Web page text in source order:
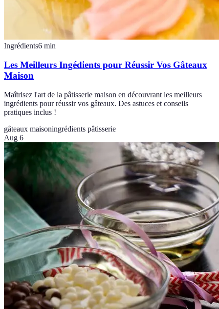
Ingrédients6 min
Les Meilleurs Ingédients pour Réussir Vos Gâteaux
Maison
Maîtrisez l'art de la pâtisserie maison en découvrant les meilleurs
ingrédients pour réussir vos gâteaux. Des astuces et conseils
pratiques inclus !
gâteaux maisoningrédients pâtisserie
Aug 6